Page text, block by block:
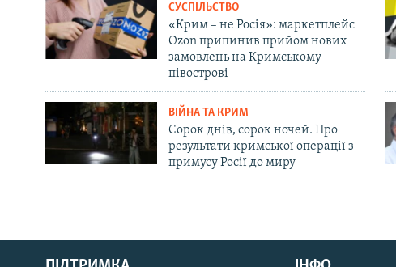
Русский
СУСПІЛЬСТВО
«Крим – не Росія»: маркетплейс
Ozon припинив прийом нових
замовлень на Кримському
півострові
ВІЙНА ТА КРИМ
Сорок днів, сорок ночей. Про
результати кримської операції з
примусу Росії до миру